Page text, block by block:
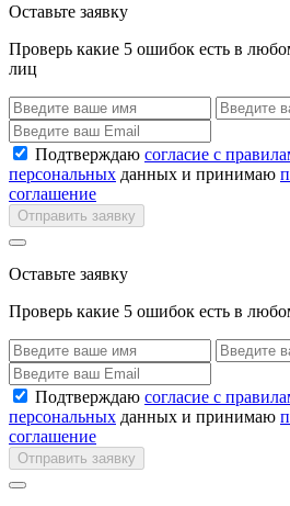
Оставьте заявку
Проверь какие 5 ошибок есть в
лиц
Подтверждаю согласие с
персональных данных и принимаю
соглашение
Отправить заявку
Оставьте заявку
Проверь какие 5 ошибок есть в
Подтверждаю согласие с
персональных данных и принимаю
соглашение
Отправить заявку